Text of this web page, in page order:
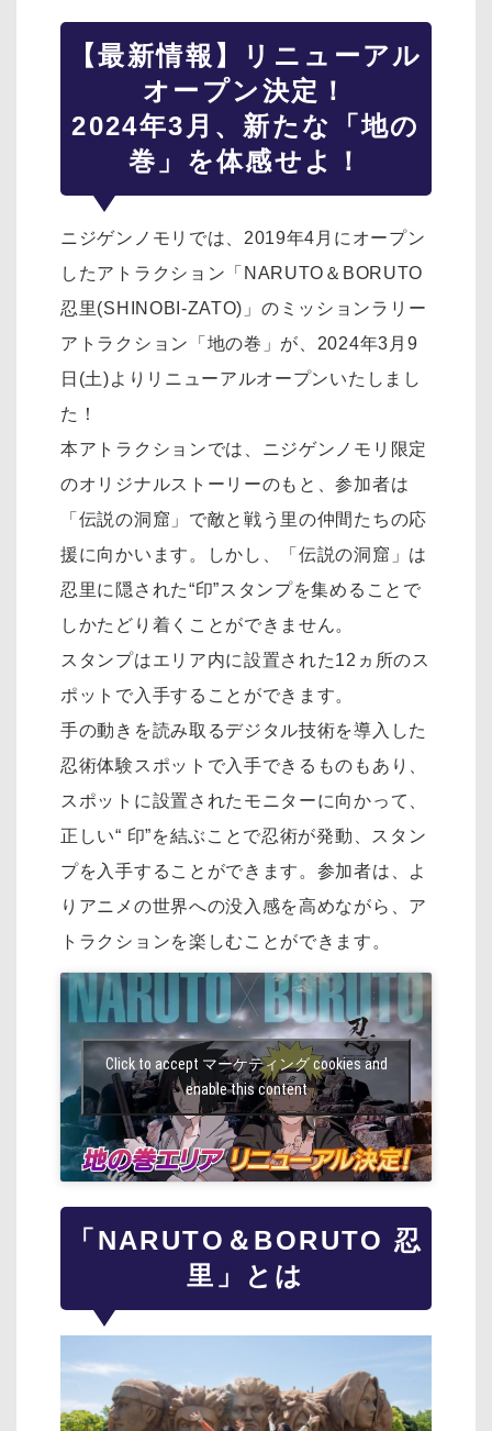
【最新情報】リニューアル
オープン決定！
2024年3月、新たな「地の
巻」を体感せよ！
ニジゲンノモリでは、2019年4月にオープン
したアトラクション「NARUTO＆BORUTO
忍里(SHINOBI-ZATO)」のミッションラリー
アトラクション「地の巻」が、2024年3月9
日(土)よりリニューアルオープンいたしまし
た！
本アトラクションでは、ニジゲンノモリ限定
のオリジナルストーリーのもと、参加者は
「伝説の洞窟」で敵と戦う里の仲間たちの応
援に向かいます。しかし、「伝説の洞窟」は
忍里に隠された“印”スタンプを集めることで
しかたどり着くことができません。
スタンプはエリア内に設置された12ヵ所のス
ポットで入手することができます。
手の動きを読み取るデジタル技術を導入した
忍術体験スポットで入手できるものもあり、
スポットに設置されたモニターに向かって、
正しい“ 印”を結ぶことで忍術が発動、スタン
プを入手することができます。参加者は、よ
りアニメの世界への没入感を高めながら、ア
トラクションを楽しむことができます。
Click to accept マーケティング cookies and
enable this content
「NARUTO＆BORUTO 忍
里」とは